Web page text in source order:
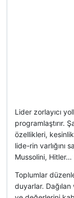
Lider zorlayıcı
programlaştırır.
özellikleri,
lide-rin varlığını
Mussolini,
Toplumlar
duyarlar.